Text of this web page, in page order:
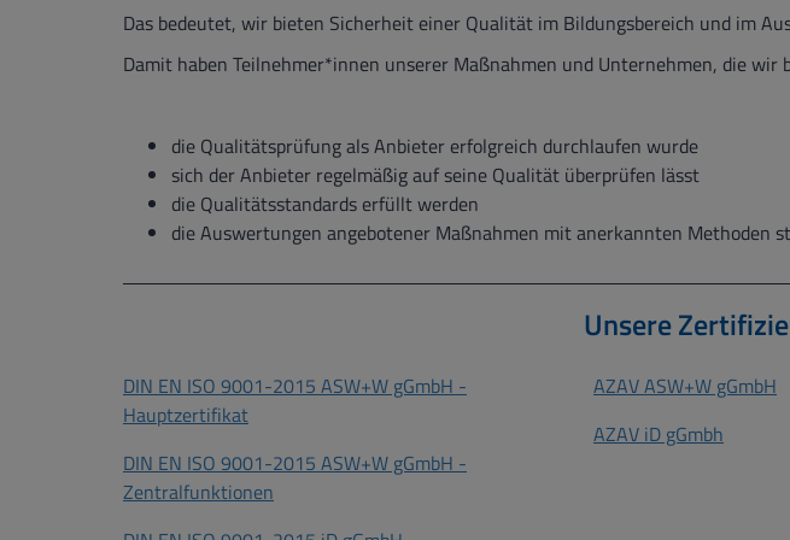
Das bedeutet, wir bieten Sicherheit einer Qualität im Bildungsbereich und im
Damit haben Teilnehmer*innen unserer Maßnahmen und Unternehmen, die wir
die Qualitätsprüfung als Anbieter erfolgreich durchlaufen wurde
sich der Anbieter regelmäßig auf seine Qualität überprüfen lässt
die Qualitätsstandards erfüllt werden
die Auswertungen angebotener Maßnahmen mit anerkannten Methoden
Unsere
DIN EN ISO 9001-2015 ASW+W gGmbH -
Hauptzertifikat
DIN EN ISO 9001-2015 ASW+W gGmbH -
Zentralfunktionen
AZAV ASW+W gGmbH
AZAV iD gGmbh